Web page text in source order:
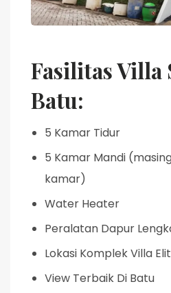
Fasilitas Villa
Batu:
5 Kamar Tidur
5 Kamar Mandi
kamar)
Water Heater
Peralatan Dapur
Lokasi Komplek Villa
View Terbaik Di Batu